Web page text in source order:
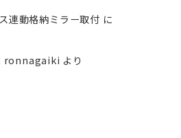
連動格納ミラー取付 に
ronnagaiki より